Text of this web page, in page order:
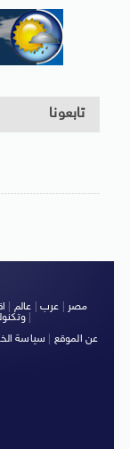
تابعونا
مصر عرب عالم
|
عن الموقع
سياسة